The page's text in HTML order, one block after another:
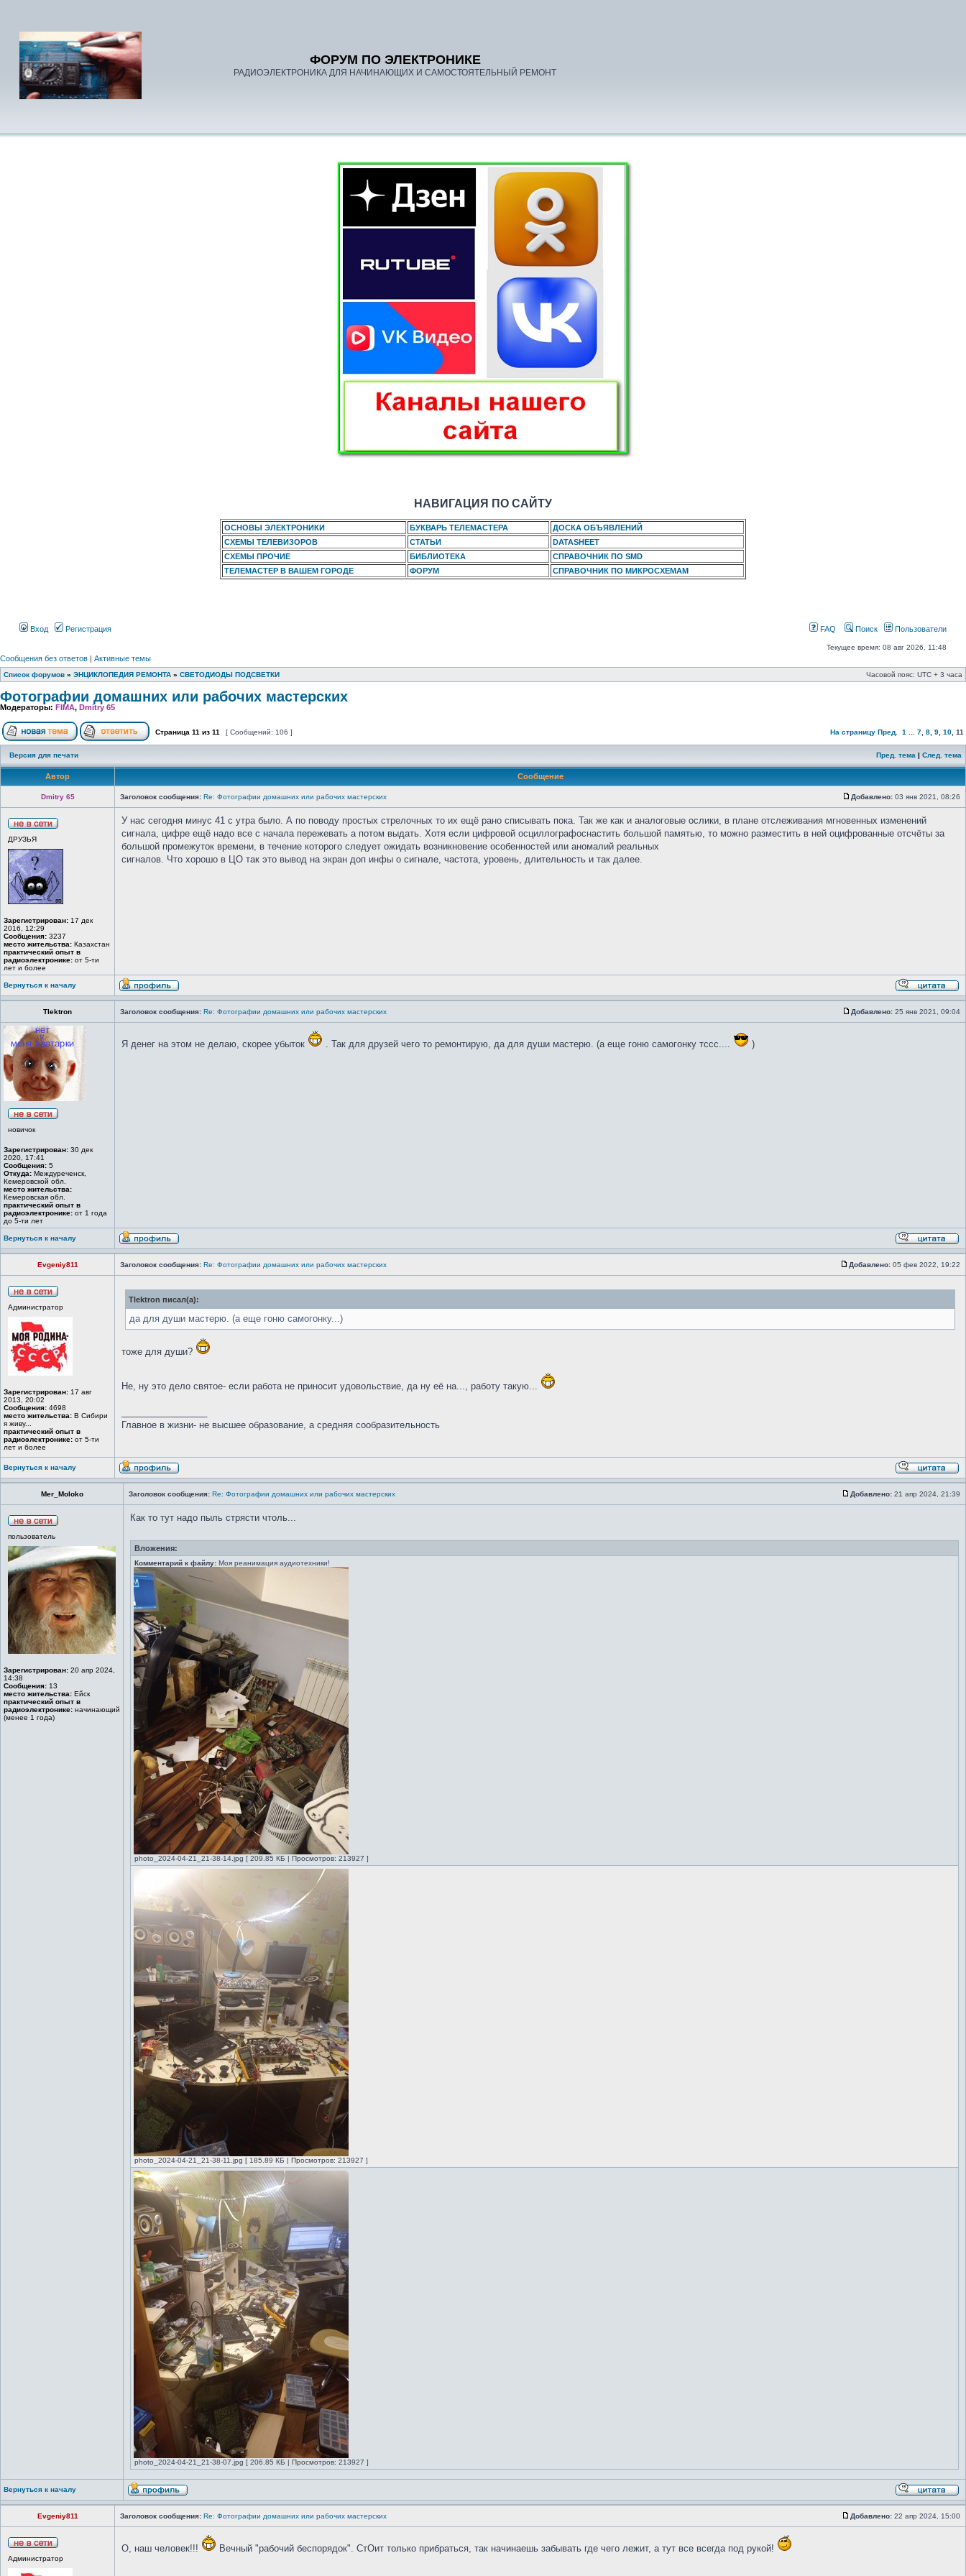
ФОРУМ ПО ЭЛЕКТРОНИКЕ
РАДИОЭЛЕКТРОНИКА ДЛЯ НАЧИНАЮЩИХ И САМОСТОЯТЕЛЬНЫЙ РЕМОНТ
НАВИГАЦИЯ ПО САЙТУ
ОСНОВЫ ЭЛЕКТРОНИКИ БУКВАРЬ ТЕЛЕМАСТЕРА
ДОСКА ОБЪЯВЛЕНИЙ
СХЕМЫ ТЕЛЕВИЗОРОВ
СТАТЬИ
DATASHEET
СХЕМЫ ПРОЧИЕ
БИБЛИОТЕКА
СПРАВОЧНИК ПО SMD
ТЕЛЕМАСТЕР В ВАШЕМ ГОРОДЕ
ФОРУМ СПРАВОЧНИК ПО МИКРОСХЕМАМ
Вход Регистрация FAQ Поиск Пользователи
Текущее время: 08 авг 2026, 11:48
Сообщения без ответов | Активные темы
Список форумов » ЭНЦИКЛОПЕДИЯ РЕМОНТА » СВЕТОДИОДЫ ПОДСВЕТКИ Часовой пояс: UTC + 3 часа
Фотографии домашних или рабочих мастерских
Модераторы: FIMA, Dmitry 65
Страница 11 из 11 [ Сообщений: 106 ] На страницу Пред. 1 7 8 9 10 11
Версия для печати Пред. тема | След. тема
Автор Сообщение
Dmitry 65 Заголовок сообщения: Re: Фотографии домашних или рабочих мастерских Добавлено: 03 янв 2021, 08:26
ДРУЗЬЯ
Зарегистрирован: 17 дек
2016, 12:29
Сообщения: 3237
место жительства: Казахстан
практический опыт в
радиоэлектронике: от 5-ти
лет и более
У нас сегодня минус 41 с утра было. А по поводу простых стрелочных то их ещё рано списывать пока. Так же как и аналоговые ослики, в плане отслеживания мгновенных изменений
сигнала, цифре ещё надо все с начала пережевать а потом выдать. Хотя если цифровой осциллографоснастить большой памятью, то можно разместить в ней оцифрованные отсчёты за
большой промежуток времени, в течение которого следует ожидать возникновение особенностей или аномалий реальных
сигналов. Что хорошо в ЦО так это вывод на экран доп инфы о сигнале, частота, уровень, длительность и так далее.
Вернуться к началу
Tlektron Заголовок сообщения: Re: Фотографии домашних или рабочих мастерских Добавлено: 25 янв 2021, 09:04
новичок
Зарегистрирован: 30 дек
2020, 17:41
Сообщения: 5
Откуда: Междуреченск,
Кемеровской обл.
место жительства:
Кемеровская обл.
практический опыт в
радиоэлектронике: от 1 года
до 5-ти лет
Я денег на этом не делаю, скорее убыток . Так для друзей чего то ремонтирую, да для души мастерю. (а еще гоню самогонку тссс.... )
Вернуться к началу
Evgeniy811 Заголовок сообщения: Re: Фотографии домашних или рабочих мастерских Добавлено: 05 фев 2022, 19:22
Администратор
Зарегистрирован: 17 авг
2013, 20:02
Сообщения: 4698
место жительства: В Сибири
я живу...
практический опыт в
радиоэлектронике: от 5-ти
лет и более
Tlektron писал(а):
да для души мастерю. (а еще гоню самогонку...)
тоже для души?
Не, ну это дело святое- если работа не приносит удовольствие, да ну её на..., работу такую...
Главное в жизни- не высшее образование, а средняя сообразительность
Вернуться к началу
Mer_Moloko Заголовок сообщения: Re: Фотографии домашних или рабочих мастерских Добавлено: 21 апр 2024, 21:39
пользователь
Зарегистрирован: 20 апр 2024,
14:38
Сообщения: 13
место жительства: Ейск
практический опыт в
радиоэлектронике: начинающий
(менее 1 года)
Как то тут надо пыль стрясти чтоль...
Вложения:
Комментарий к файлу: Моя реанимация аудиотехники!
photo_2024-04-21_21-38-14.jpg [ 209.85 КБ | Просмотров: 213927 ]
photo_2024-04-21_21-38-11.jpg [ 185.89 КБ | Просмотров: 213927 ]
photo_2024-04-21_21-38-07.jpg [ 206.85 КБ | Просмотров: 213927 ]
Вернуться к началу
Evgeniy811 Заголовок сообщения: Re: Фотографии домашних или рабочих мастерских Добавлено: 22 апр 2024, 15:00
Администратор
О, наш человек!!! Вечный "рабочий беспорядок". СтОит только прибраться, так начинаешь забывать где чего лежит, а тут все всегда под рукой!